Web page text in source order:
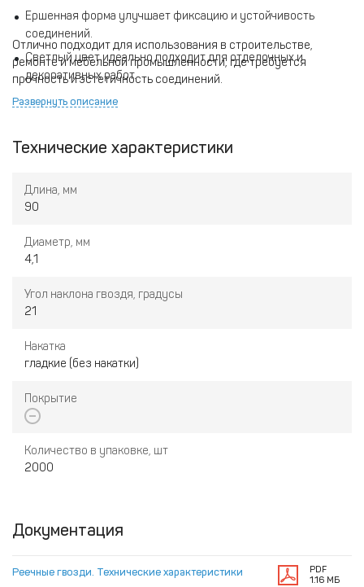
Ершенная форма улучшает фиксацию и устойчивость
соединений.
Светлый цвет идеально подходит для отделочных и
декоративных работ.
Упаковка 2000 штук удобна для среднего объема работ.
Отлично подходит для использования в строительстве,
ремонте и мебельной промышленности, где требуется
прочность и эстетичность соединений.
Развернуть описание
Технические характеристики
Длина, мм
90
Диаметр, мм
4,1
Угол наклона гвоздя, градусы
21
Накатка
гладкие (без накатки)
Покрытие
Количество в упаковке, шт
2000
Документация
Реечные гвозди. Технические характеристики
PDF
1.16 МБ